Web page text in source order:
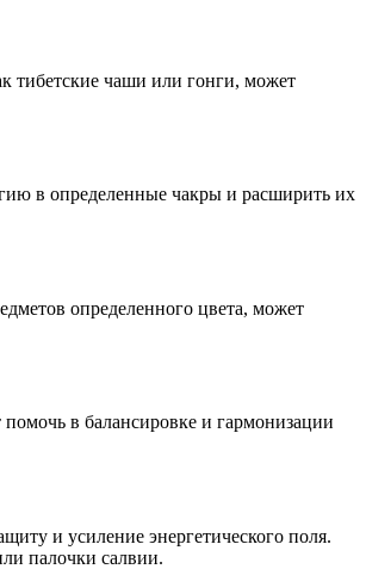
тибетские чаши или гонги, может
в определенные чакры и расширить их
определенного цвета, может
в балансировке и гармонизации
и усиление энергетического поля.
палочки салвии.